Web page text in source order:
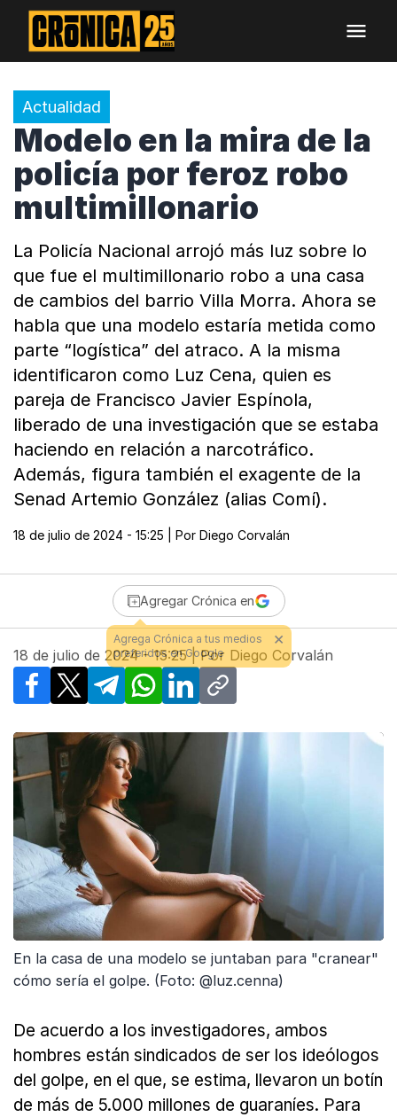
Actualidad
Modelo en la mira de la
policía por feroz robo
multimillonario
La Policía Nacional arrojó más luz sobre lo
que fue el multimillonario robo a una casa
de cambios del barrio Villa Morra. Ahora se
habla que una modelo estaría metida como
parte “logística” del atraco. A la misma
identificaron como Luz Cena, quien es
pareja de Francisco Javier Espínola,
liberado de una investigación que se estaba
haciendo en relación a narcotráfico.
Además, figura también el exagente de la
Senad Artemio González (alias Comí).
18 de julio de 2024 - 15:25 | Por Diego Corvalán
Agregar Crónica en
18 de julio de 2024 - 15:25| Por Diego Corvalán
Facebook
X TelegramWhatsApp
LinkedInCopy link
En la casa de una modelo se juntaban para "cranear"
cómo sería el golpe. (Foto: @luz.cenna)
De acuerdo a los investigadores, ambos
hombres están sindicados de ser los ideólogos
del golpe, en el que, se estima, llevaron un botín
de más de 5.000 millones de guaraníes. Para